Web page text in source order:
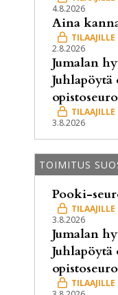
4.8.2026
Aina
2.8.2026
Jumalan
3.8.2026
TOIMITUS
Pooki-
3.8.2026
Jumalan